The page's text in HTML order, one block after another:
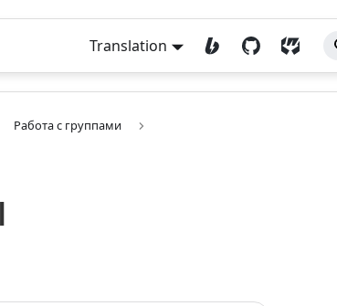
Translation
Работа с группами